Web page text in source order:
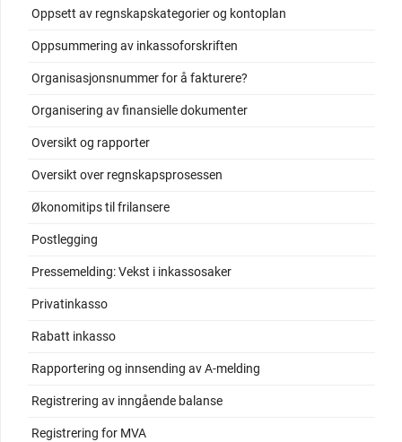
Oppsett av regnskapskategorier og kontoplan
Oppsummering av inkassoforskriften
Organisasjonsnummer for å fakturere?
Organisering av finansielle dokumenter
Oversikt og rapporter
Oversikt over regnskapsprosessen
Økonomitips til frilansere
Postlegging
Pressemelding: Vekst i inkassosaker
Privatinkasso
Rabatt inkasso
Rapportering og innsending av A-melding
Registrering av inngående balanse
Registrering for MVA